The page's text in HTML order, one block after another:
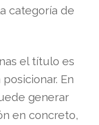
categoría de
el título es
En
generar
en concreto,